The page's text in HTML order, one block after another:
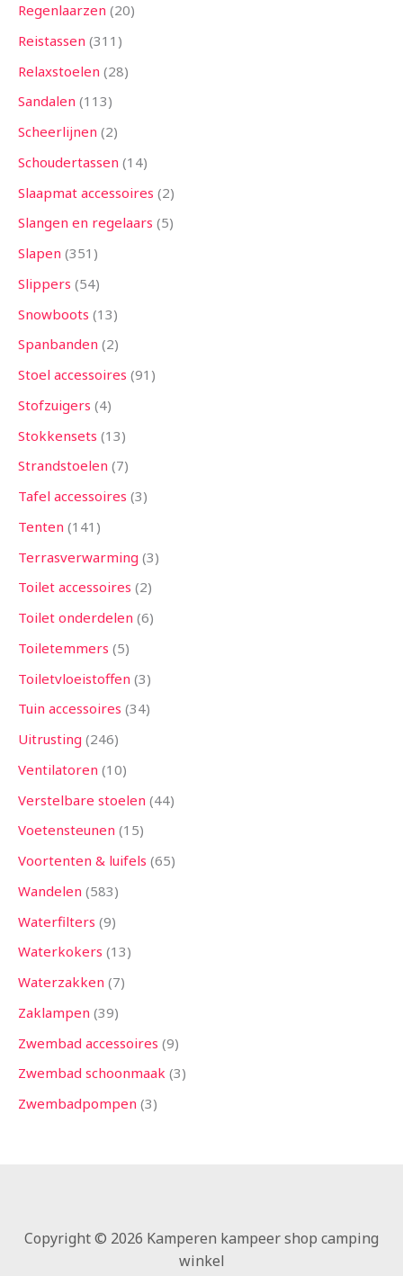
Regenlaarzen 20
Reistassen 311
Relaxstoelen 28
Sandalen 113
Scheerlijnen 2
Schoudertassen 14
Slaapmat accessoires 2
Slangen en regelaars 5
Slapen 351
Slippers 54
Snowboots 13
Spanbanden 2
Stoel accessoires 91
Stofzuigers 4
Stokkensets 13
Strandstoelen 7
Tafel accessoires 3
Tenten 141
Terrasverwarming 3
Toilet accessoires 2
Toilet onderdelen 6
Toiletemmers 5
Toiletvloeistoffen 3
Tuin accessoires 34
Uitrusting 246
Ventilatoren 10
Verstelbare stoelen 44
Voetensteunen 15
Voortenten & luifels 65
Wandelen 583
Waterfilters 9
Waterkokers 13
Waterzakken 7
Zaklampen 39
Zwembad accessoires 9
Zwembad schoonmaak 3
Zwembadpompen 3
Copyright © 2026 Kamperen kampeer shop camping
winkel